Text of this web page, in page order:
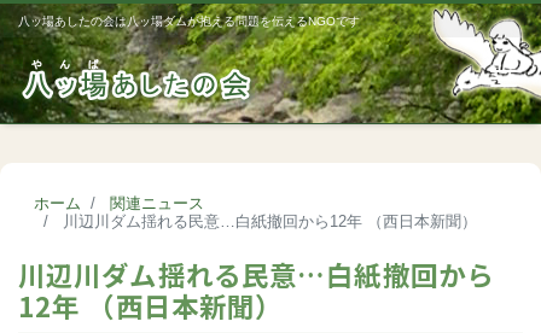
八ッ場あしたの会は八ッ場ダムが抱える問題を伝えるNGOです
ホーム
関連ニュース
川辺川ダム揺れる民意…白紙撤回から12年 （西日本新聞）
川辺川ダム揺れる民意…白紙撤回から
12年 （西日本新聞）